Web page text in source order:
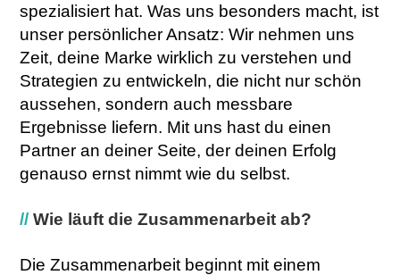
spezialisiert hat. Was uns besonders macht, ist
unser persönlicher Ansatz: Wir nehmen uns
Zeit, deine Marke wirklich zu verstehen und
Strategien zu entwickeln, die nicht nur schön
aussehen, sondern auch messbare
Ergebnisse liefern. Mit uns hast du einen
Partner an deiner Seite, der deinen Erfolg
genauso ernst nimmt wie du selbst.
//Wie läuft die Zusammenarbeit ab?
Die Zusammenarbeit beginnt mit einem